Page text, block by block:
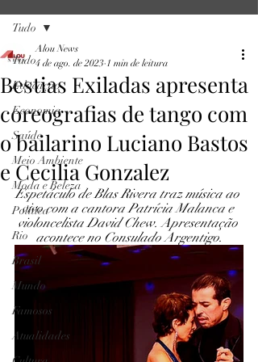
Tudo
Educação
Economia
Saúde
Meio Ambiente
Moda e Beleza
Política
Rio
Brasil
Mundo
Famosos
Atualidades
Tudo
Bestias Exiladas apresenta
coreografias de tango com
o bailarino Luciano Bastos
e Cecilia Gonzalez
Alou News
4 de ago. de 2023 1 min de leitura
Espetáculo de Blas Rivera traz música ao
vivo com a cantora Patrícia Malanca e
violoncelista David Chew. Apresentação
acontece no Consulado Argentigo.